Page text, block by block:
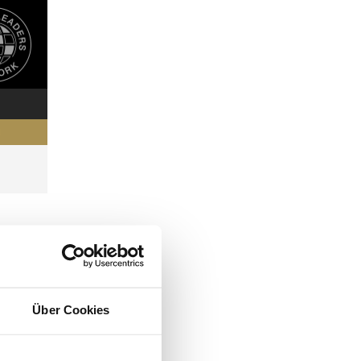
Über Cookies